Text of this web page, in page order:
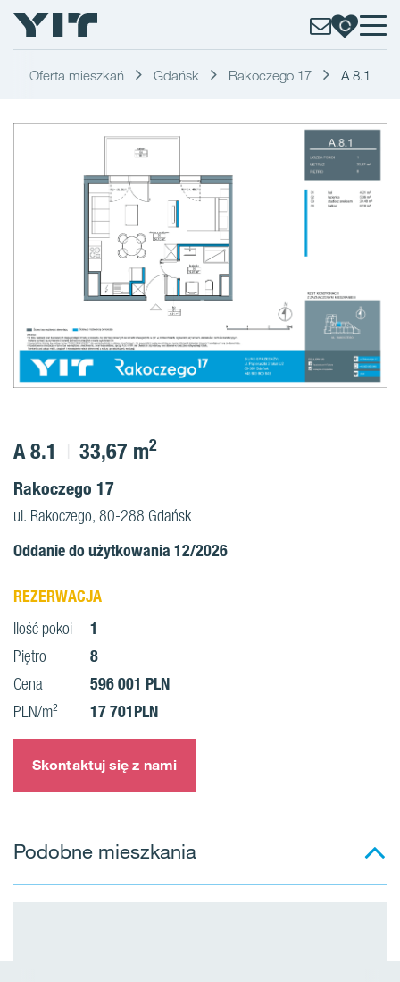
Oferta mieszkań Gdańsk Rakoczego 17 A 8.1
A 8.1 33,67 m2
Rakoczego 17
ul. Rakoczego, 80-288 Gdańsk
Oddanie do użytkowania 12/2026
REZERWACJA
Ilość pokoi 1
Piętro 8
Cena 596 001 PLN
PLN/m² 17 701PLN
Skontaktuj się z nami
Podobne mieszkania